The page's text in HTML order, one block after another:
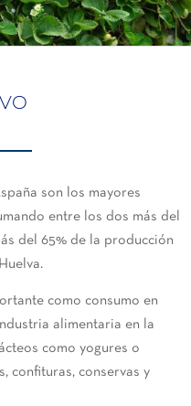
son los mayores
entre los dos más del
del 65% de la producción
como consumo en
alimentaria en la
como yogures o
confituras, conservas y